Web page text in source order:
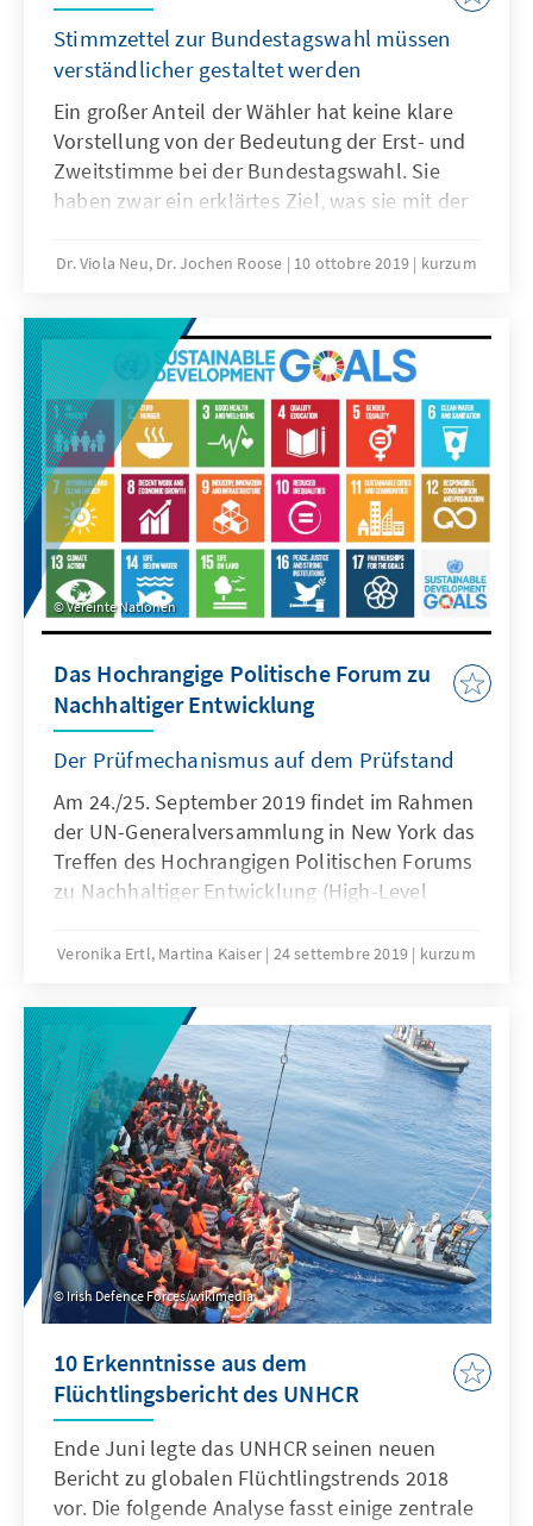
Stimmzettel zur Bundestagswahl müssen
verständlicher gestaltet werden
Ein großer Anteil der Wähler hat keine klare
Vorstellung von der Bedeutung der Erst- und
Zweitstimme bei der Bundestagswahl. Sie
haben zwar ein erklärtes Ziel, was sie mit der
möchten, doch setzen sie diese regelmäßig
Ergebnisse einer qualitativen Befragung der
Konrad-Adenauer-Stiftung. Die Informationen
auf dem Stimmzettel führen zu mehreren
Missverständnissen. Daher schlagen wir vor,
den Stimmzettel neu zu gestalten.
Dr. Viola Neu, Dr. Jochen Roose 10 ottobre 2019 kurzum
Vereinte Nationen
Das Hochrangige Politische Forum zu
Nachhaltiger Entwicklung
Der Prüfmechanismus auf dem Prüfstand
Am 24./25. September 2019 findet im Rahmen
der UN-Generalversammlung in New York das
Treffen des Hochrangigen Politischen Forums
zu Nachhaltiger Entwicklung (High-Level
und Regierungschefs statt – der sogenannte
ist das erste Treffen des HLPF auf dieser
Ebene seit Verabschiedung der Agenda 2030
im September 2015. Neben einer globalen
Bestandsaufnahme zum aktuellen
Umsetzungsstand der Sustainable
Development Goals (SDGs) soll bei diesem
Gipfel auch das Instrument des HLPF als
solches hinsichtlich seiner Wirksamkeit als
Kontrollmechanismus des Agenda-Prozesses
kritisch betrachtet werden.
Veronika Ertl, Martina Kaiser 24 settembre 2019 kurzum
Irish Defence Forces/wikimedia
10 Erkenntnisse aus dem
Flüchtlingsbericht des UNHCR
Ende Juni legte das UNHCR seinen neuen
Bericht zu globalen Flüchtlingstrends 2018
vor. Die folgende Analyse fasst einige zentrale